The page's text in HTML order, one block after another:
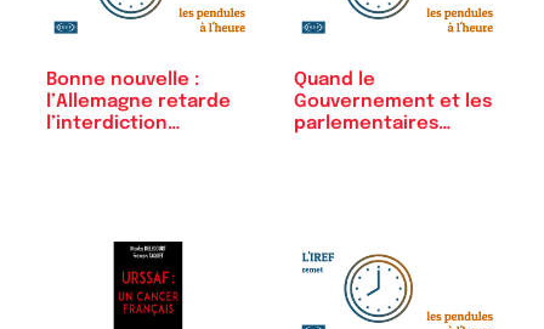
Bonne nouvelle :
l’Allemagne retarde
l’interdiction…
Quand le
Gouvernement et les
parlementaires…